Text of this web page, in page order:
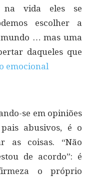
na vida eles se
escolher a
… mas uma
daqueles que
emocional
se em opiniões
abusivos, é o
as coisas. “Não
de acordo”: é
o próprio